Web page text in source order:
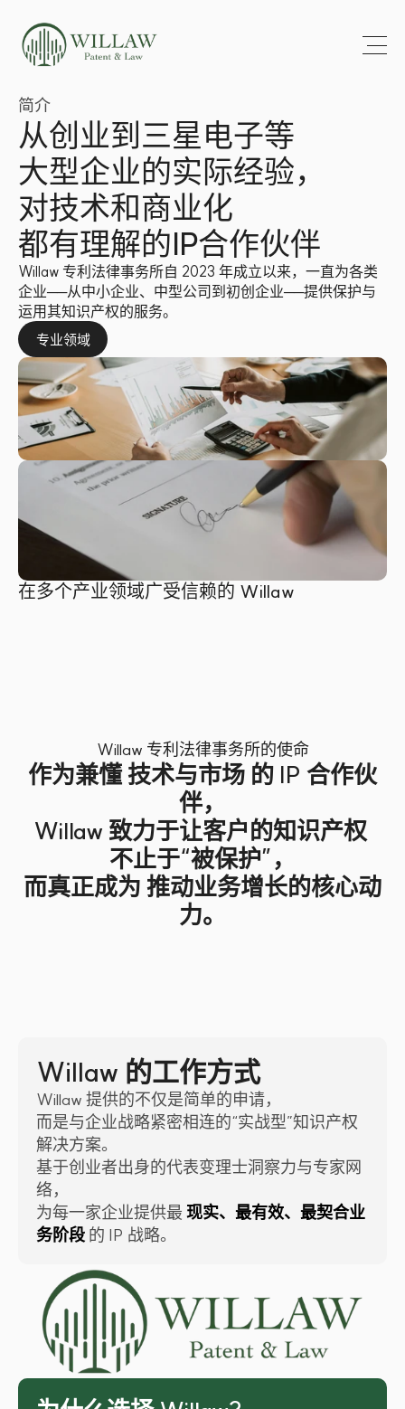
简介
从创业到三星电子等
大型企业的实际经验，
对技术和商业化
都有理解的IP合作伙伴
Willaw 专利法律事务所自 2023 年成立以来，一直为各类
企业──从中小企业、中型公司到初创企业──提供保护与
运用其知识产权的服务。
专业领域
在多个产业领域广受信赖的 Willaw
Willaw 专利法律事务所的使命
作为兼懂 技术与市场 的 IP 合作伙
伴，
Willaw 致力于让客户的知识产权
不止于“被保护”，
而真正成为 推动业务增长的核心动
力。
Willaw 的工作方式
Willaw 提供的不仅是简单的申请，
而是与企业战略紧密相连的“实战型”知识产权
解决方案。
基于创业者出身的代表变理士洞察力与专家网
络，
为每一家企业提供最 现实、最有效、最契合业
务阶段 的 IP 战略。